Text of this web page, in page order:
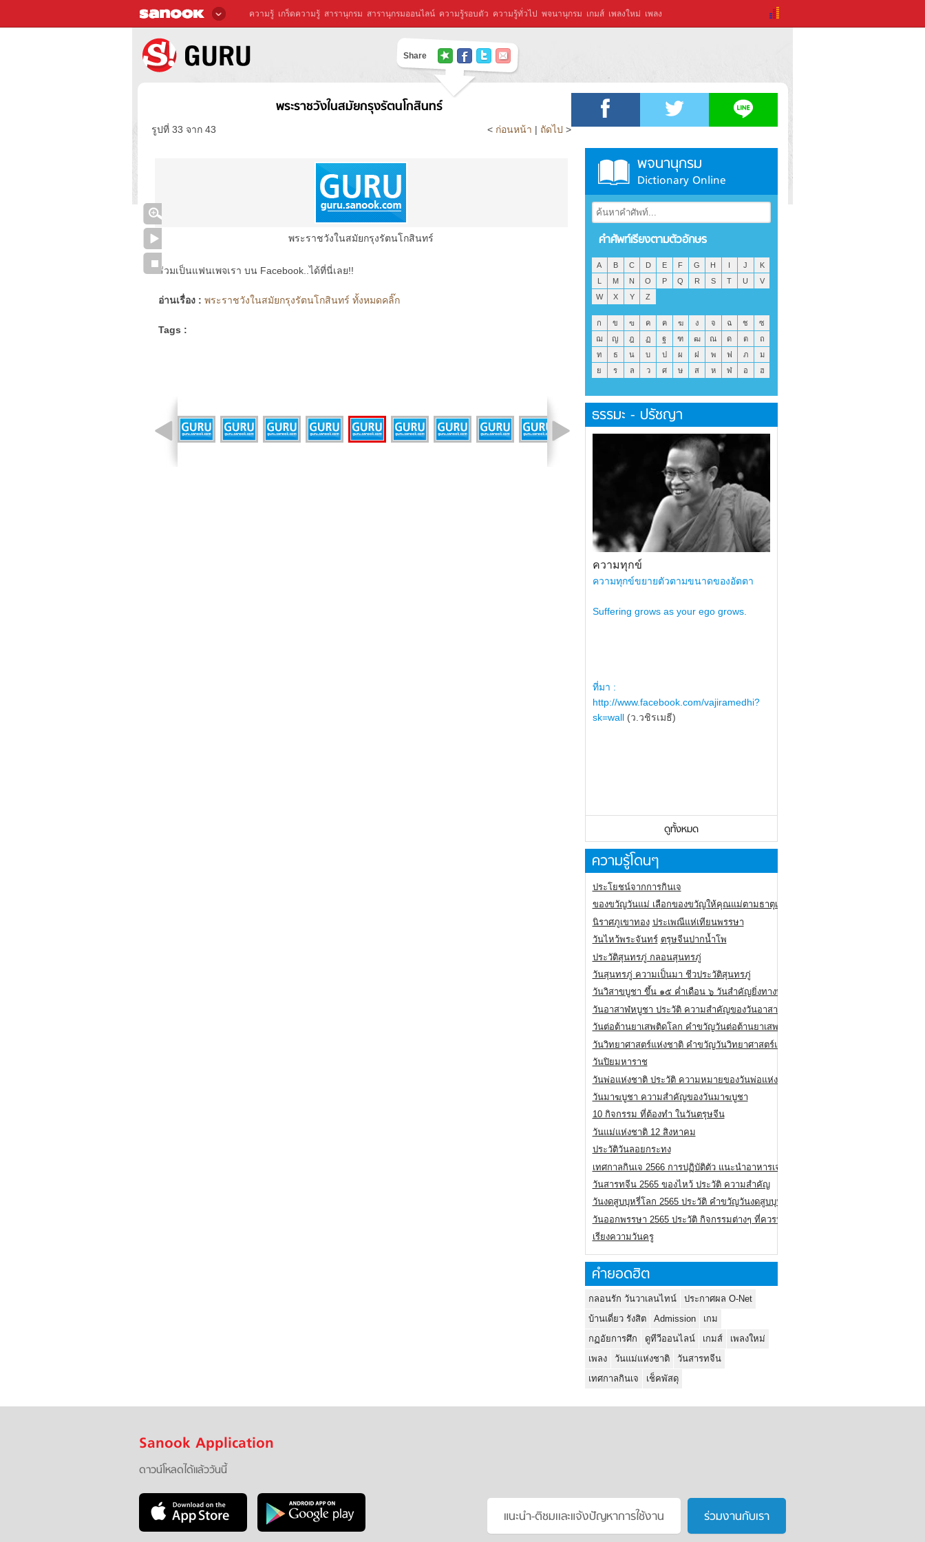
ความรู้ เกร็ดความรู้ สารานุกรม สารานุกรมออนไลน์ ความรู้รอบตัว ความรู้ทั่วไป พจนานุกรม เกมส์ เพลงใหม่ เพลง
Share
พระราชวังในสมัยกรุงรัตนโกสินทร์
รูปที่ 33 จาก 43 < ก่อนหน้า | ถัดไป >
พระราชวังในสมัยกรุงรัตนโกสินทร์
ร่วมเป็นแฟนเพจเรา บน Facebook..ได้ที่นี่เลย!!
อ่านเรื่อง : พระราชวังในสมัยกรุงรัตนโกสินทร์ ทั้งหมดคลิ๊ก
Tags :
พจนานุกรม
Dictionary Online
คำศัพท์เรียงตามตัวอักษร
A B C D E F G H I J
K
L
M N O P Q R S T U
V
W
X Y Z
ก ข ฃ ค ฅ ฆ ง จ ฉ ช
ซ
ฌ
ญ ฎ ฏ ฐ ฑ ฒ ณ ด ต
ถ
ท
ธ น บ ป ผ ฝ พ ฟ ภ
ม
ย
ร ล ว ศ ษ ส ห ฬ อ ฮ
ธรรมะ - ปรัชญา
ความทุกข์
ความทุกข์ขยายตัวตามขนาดของอัตตา
Suffering grows as your ego grows.
ที่มา :
http://www.facebook.com/vajiramedhi?
sk=wall (ว.วชิรเมธี)
ดูทั้งหมด
ความรู้โดนๆ
ประโยชน์จากการกินเจ
ของขวัญวันแม่ เลือกของขวัญให้คุณแม่ตามธาตุเกิด
นิราศภูเขาทอง ประเพณีแห่เทียนพรรษา
วันไหว้พระจันทร์ ตรุษจีนปากน้ำโพ
ประวัติสุนทรภู่ กลอนสุนทรภู่
วันสุนทรภู่ ความเป็นมา ชีวประวัติสุนทรภู่
วันวิสาขบูชา ขึ้น ๑๕ ค่ำเดือน ๖ วันสำคัญยิ่งทางพระพุทธศาสนา
วันอาสาฬหบูชา ประวัติ ความสําคัญของวันอาสาฬหบูชา
วันต่อต้านยาเสพติดโลก คำขวัญวันต่อต้านยาเสพติดสากล
วันวิทยาศาสตร์แห่งชาติ คำขวัญวันวิทยาศาสตร์แห่งชาติ
วันปิยมหาราช
วันพ่อแห่งชาติ ประวัติ ความหมายของวันพ่อแห่งชาติ
วันมาฆบูชา ความสำคัญของวันมาฆบูชา
10 กิจกรรม ที่ต้องทำ ในวันตรุษจีน
วันแม่แห่งชาติ 12 สิงหาคม
ประวัติวันลอยกระทง
เทศกาลกินเจ 2566 การปฏิบัติตัว แนะนำอาหารเจ
วันสารทจีน 2565 ของไหว้ ประวัติ ความสำคัญ
วันงดสูบบุหรี่โลก 2565 ประวัติ คำขวัญวันงดสูบบุหรี่โลก
วันออกพรรษา 2565 ประวัติ กิจกรรมต่างๆ ที่ควรปฏิบัติ
เรียงความวันครู
คำยอดฮิต
กลอนรัก วันวาเลนไทน์
ประกาศผล O-Net
บ้านเดี่ยว รังสิต
Admission
เกม
กฏอัยการศึก
ดูทีวีออนไลน์ เกมส์
เพลงใหม่
เพลง
วันแม่แห่งชาติ
วันสารทจีน
เทศกาลกินเจ
เช็คพัสดุ
Sanook Application
ดาวน์โหลดได้แล้ววันนี้
แนะนำ-ติชมเเละแจ้งปัญหาการใช้งาน ร่วมงานกับเรา